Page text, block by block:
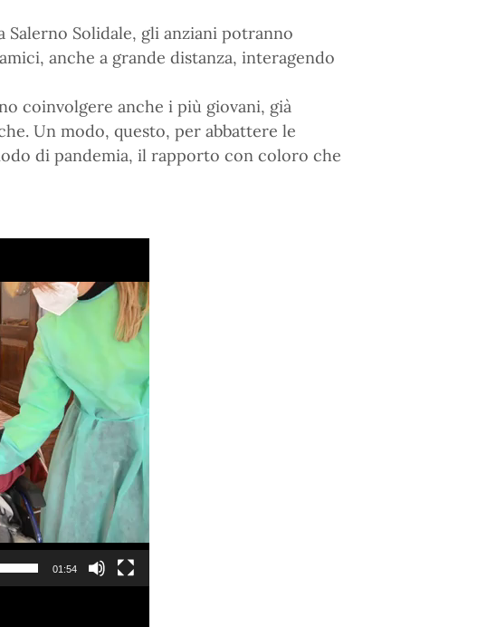
Solidale, gli anziani potranno
anche a grande distanza, interagendo
coinvolgere anche i più giovani, già
Un modo, questo, per abbattere le
di pandemia, il rapporto con coloro che
01:54